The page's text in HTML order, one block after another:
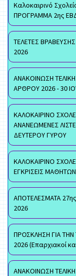
Καλοκαιρινό
ΠΡΟΓΡΑΜΜΑ 2ης
ΤΕΛΕΤΕΣ
2026
ΑΝΑΚΟΙΝΩΣΗ
ΑΡΘΡΟΥ 2026 - 30
ΚΑΛΟΚΑΙΡΙΝΟ
ΑΝΑΝΕΩΜΕΝΕΣ
ΔΕΥΤΕΡΟΥ ΓΥΡΟΥ
ΚΑΛΟΚΑΙΡΙΝΟ
ΕΓΚΡΙΣΕΙΣ
ΑΠΟΤΕΛΕΣΜΑΤΑ
2026
ΠΡΟΣΚΛΗΣΗ ΓΙΑ ΤΗΝ
2026 (Επαρχιακοί
ΑΝΑΚΟΙΝΩΣΗ